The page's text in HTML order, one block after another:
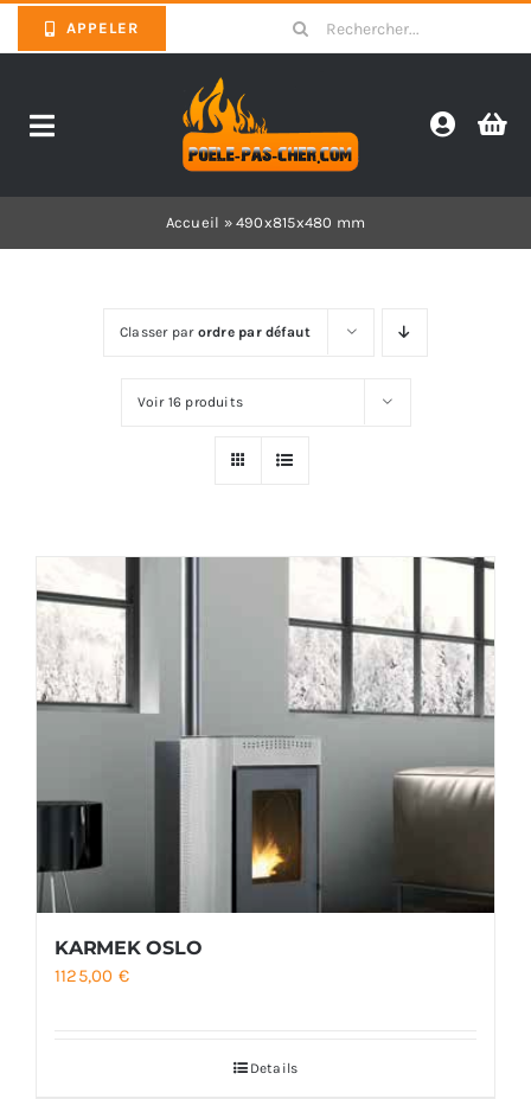
to
APPELER
Search
for:
Toggle
Cuisinières
Accueil »490x815x480 mm
Classer par ordre par défaut
Voir 16 produits
KARMEK OSLO
1125,00 €
Details